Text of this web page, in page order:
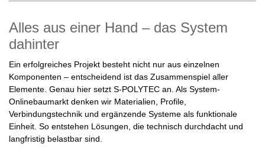
Alles aus einer Hand – das System
dahinter
Ein erfolgreiches Projekt besteht nicht nur aus einzelnen
Komponenten – entscheidend ist das Zusammenspiel aller
Elemente. Genau hier setzt S-POLYTEC an. Als System-
Onlinebaumarkt denken wir Materialien, Profile,
Verbindungstechnik und ergänzende Systeme als funktionale
Einheit. So entstehen Lösungen, die technisch durchdacht und
langfristig belastbar sind.